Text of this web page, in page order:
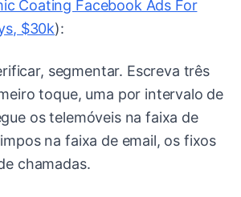
Coating Facebook Ads For
$30k):
segmentar. Escreva três
toque, uma por intervalo de
os telemóveis na faixa de
na faixa de email, os fixos
chamadas.